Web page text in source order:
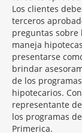
Los clientes
terceros
preguntas sobre
maneja
presentarse
brindar
de los
hipotecarios.
representante
los programas
Primerica.